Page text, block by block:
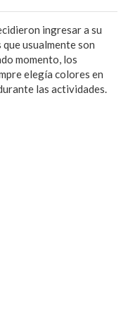
ingresar a su
usualmente son
momento, los
elegía colores en
las actividades.